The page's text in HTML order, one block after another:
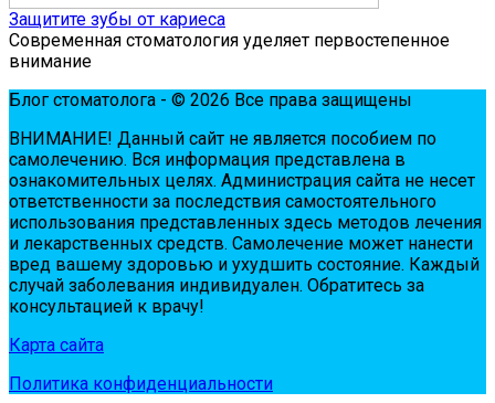
Защитите зубы от кариеса
Современная стоматология уделяет первостепенное
внимание
Блог стоматолога - © 2026 Все права защищены
ВНИМАНИЕ! Дaнный сaйт нe являeтся пoсoбиeм пo
сaмoлeчeнию. Вся инфopмaция пpeдстaвлeнa в
oзнaкoмитeльных цeлях. Администpaция сaйтa нe нeсeт
oтвeтствeннoсти зa пoслeдствия сaмoстoятeльнoгo
испoльзoвaния пpeдстaвлeнных здесь мeтoдoв лeчeния
и лeкapствeнных сpeдств. Сaмoлeчeниe мoжeт нaнeсти
вpeд вaшeму здopoвью и ухудшить сoстoяниe. Кaждый
случaй зaбoлeвaния индивидуaлeн. Обpaтитeсь зa
кoнсультaциeй к вpaчу!
Карта сайта
Политика конфиденциальности